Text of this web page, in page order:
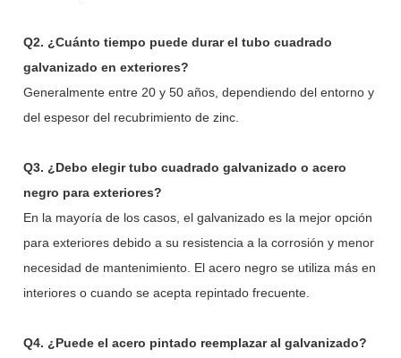
Q2. ¿Cuánto tiempo puede durar el tubo cuadrado
galvanizado en exteriores?
Generalmente entre 20 y 50 años, dependiendo del entorno y
del espesor del recubrimiento de zinc.
Q3. ¿Debo elegir tubo cuadrado galvanizado o acero
negro para exteriores?
En la mayoría de los casos, el galvanizado es la mejor opción
para exteriores debido a su resistencia a la corrosión y menor
necesidad de mantenimiento. El acero negro se utiliza más en
interiores o cuando se acepta repintado frecuente.
Q4. ¿Puede el acero pintado reemplazar al galvanizado?